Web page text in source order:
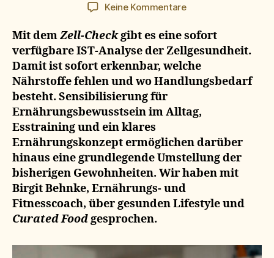
Keine Kommentarezu
und
ernährung
Mit demZell-Checkgibt es eine sofort
verfügbare IST-Analyse der Zellgesundheit.
Damit ist sofort erkennbar, welche
Nährstoffe fehlen und wo Handlungsbedarf
besteht. Sensibilisierung für
Ernährungsbewusstsein im Alltag,
Esstraining und ein klares
Ernährungskonzept ermöglichen darüber
hinaus eine grundlegende Umstellung der
bisherigen Gewohnheiten. Wir haben mit
Birgit Behnke, Ernährungs- und
Fitnesscoach, über gesunden Lifestyle und
Curated Foodgesprochen.